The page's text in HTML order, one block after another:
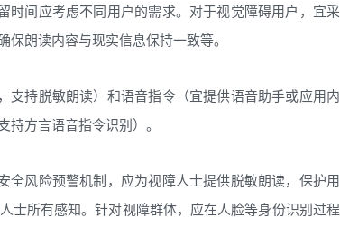
时间应考虑不同用户的需求。对于视觉障碍用户，宜采
朗读内容与现实信息保持一致等。
支持脱敏朗读）和语音指令（宜提供语音助手或应用内
方言语音指令识别）。
全风险预警机制，应为视障人士提供脱敏朗读，保护用
士所有感知。针对视障群体，应在人脸等身份识别过程